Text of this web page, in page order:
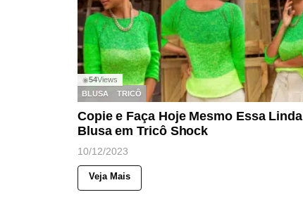
◉54Views
BLUSA
TRICÔ
Copie e Faça Hoje Mesmo Essa Linda
Blusa em Tricô Shock
10/12/2023
Veja Mais